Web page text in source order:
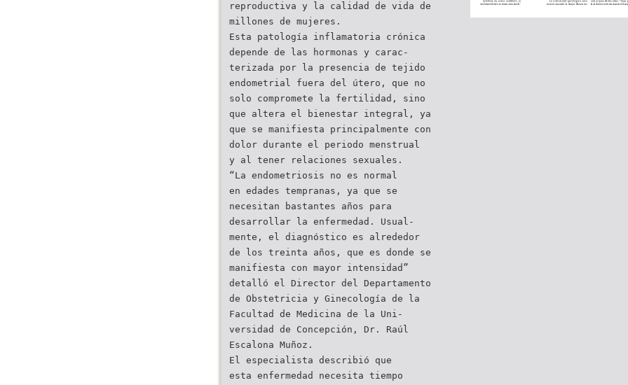
reproductiva y la calidad de vida de
millones de mujeres.
Esta patología inflamatoria crónica
depende de las hormonas y carac-
terizada por la presencia de tejido
endometrial fuera del útero, que no
solo compromete la fertilidad, sino
que altera el bienestar integral, ya
que se manifiesta principalmente con
dolor durante el periodo menstrual
y al tener relaciones sexuales.
“La endometriosis no es normal
en edades tempranas, ya que se
necesitan bastantes años para
desarrollar la enfermedad. Usual-
mente, el diagnóstico es alrededor
de los treinta años, que es donde se
manifiesta con mayor intensidad”
detalló el Director del Departamento
de Obstetricia y Ginecología de la
Facultad de Medicina de la Uni-
versidad de Concepción, Dr. Raúl
Escalona Muñoz.
El especialista describió que
esta enfermedad necesita tiempo